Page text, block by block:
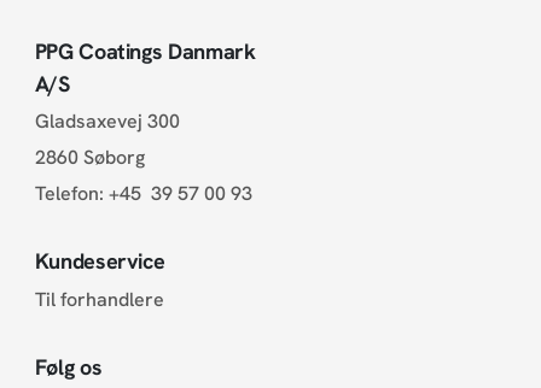
PPG Coatings Danmark
A/S
Gladsaxevej 300
2860 Søborg
Telefon: +45 39 57 00 93
Kundeservice
Til forhandlere
Følg os